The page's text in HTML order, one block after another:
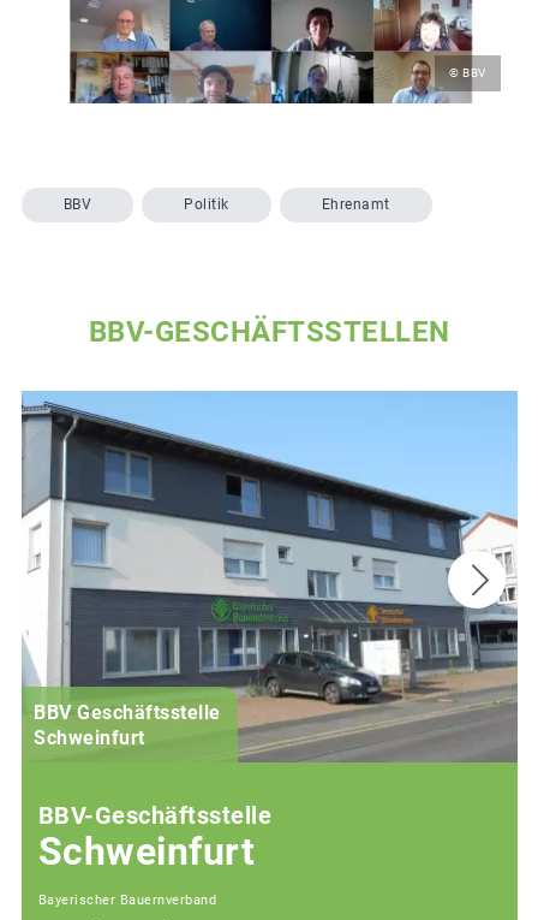
© BBV
BBV Politik Ehrenamt
BBV-GESCHÄFTSSTELLEN
BBV Geschäftsstelle
Schweinfurt
BBV-Geschäftsstelle
Schweinfurt
Bayerischer Bauernverband